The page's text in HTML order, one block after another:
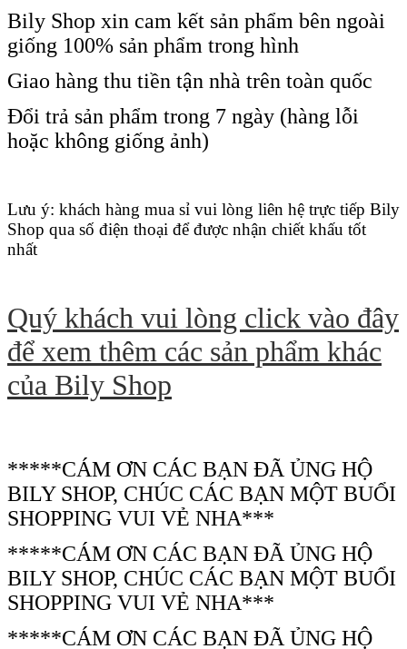
Bily Shop xin cam kết sản phẩm bên ngoài
giống 100% sản phẩm trong hình
Giao hàng thu tiền tận nhà trên toàn quốc
Đổi trả sản phẩm trong 7 ngày (hàng lỗi
hoặc không giống ảnh)
Lưu ý: khách hàng mua sỉ vui lòng liên hệ trực tiếp Bily
Shop qua số điện thoại để được nhận chiết khấu tốt
nhất
Quý khách vui lòng click vào đây
để xem thêm các sản phẩm khác
của Bily Shop
*****CÁM ƠN CÁC BẠN ĐÃ ỦNG HỘ
BILY SHOP, CHÚC CÁC BẠN MỘT BUỔI
SHOPPING VUI VẺ NHA***
*****CÁM ƠN CÁC BẠN ĐÃ ỦNG HỘ
BILY SHOP, CHÚC CÁC BẠN MỘT BUỔI
SHOPPING VUI VẺ NHA***
*****CÁM ƠN CÁC BẠN ĐÃ ỦNG HỘ